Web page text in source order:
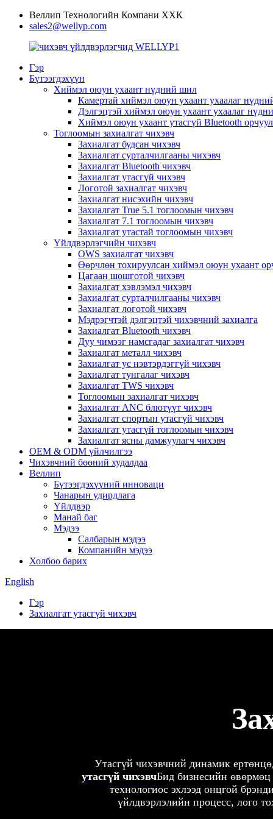
Веллип Технологийн Компани ХХК
sales2@wellyp.com
Гэр
Бүтээгдэхүүн
Хиймэл оюун ухаант нүдний шил
Камертай хиймэл оюун ухаант ухаалаг
Дэлгэцтэй хиймэл оюун ухаант ухаалаг
Хиймэл оюун ухаант утасгүй Bluetooth
Тоглоомын захиалгат чихэвч
Захиалгат будсан чихэвч
Захиалгат сурталчилгааны чихэвч
Захиалгат Bluetooth чихэвч
Захиалгат утасгүй чихэвч
Логотой захиалгат чихэвч
Захиалгат нисэхийн чихэвч
Захиалгат True 5.1 тоглоомын чихэвч
Захиалгат 7.1 тоглоомын чихэвч
Захиалгат утастай тоглоомын чихэвч
Үйлдвэрлэгчийн чихэвч
OWS захиалгат чихэвч
Өөрчлөн тохируулсан хиймэл оюун ухаант
Цагаан шошготой чихэвч
Захиалгат хэвлэмэл чихэвч
Захиалгат сурталчилгааны чихэвч
Захиалгат логотой чихэвч
Мэдрэгчтэй дэлгэцтэй чихэвчний захиалга
Захиалгат Bluetooth чихэвч
Дуу чимээг намсгадаг захиалгат чихэвч
Захиалгат металл чихэвч
Захиалгат ус нэвтэрдэггүй чихэвч
Захиалгат тунгалаг чихэвч
Захиалгат TWS чихэвч
Тоглоомын захиалгат чихэвч
Захиалгат ANC блютүүт чихэвч
Захиалгат спортын утасгүй чихэвч
Захиалгат утасгүй тоглоомын чихэвч
Захиалгат ясны дамжуулагч чихэвч
OEM & ODM үйлчилгээ
Чихэвчний бөөний худалдаа
Веллип
Бүтээгдэхүүний инноваци
Чанарын удирдлага
Үйлдвэр
Манай баг
Мэдээ
Салбарын мэдээ
Компанийн мэдээ
Холбоо барих
English
Гэр
Захиалгат утасгүй чихэвч
Утасгүй чихэвчний динамик
утасгүй чихэвчБид бизнесийн өвөрмөц
технологиос эхлээд онцгой
үйлдвэрлэлийн процесс, лого